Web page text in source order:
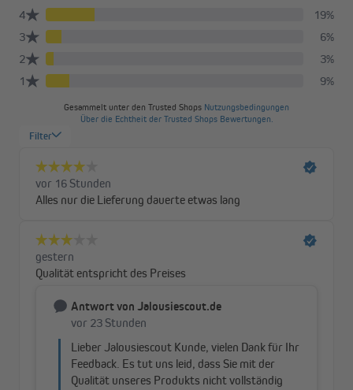
Beschattung deiner Terrasse, sondern ist auch optisch ein
echter Blickfang. Die hochwertige Verarbeitung sorgt für
Stabilität bis zu Windstärke 5 (ca. 38 km/h).
Die Gelenkarmmarkise ist in unterschiedlichen Farben, Breiten
und Ausfällen erhältlich. Da ist bestimmt auch für dich das
richtige Modell dabei, so dass du sonnige Tage gut beschattet
genießen kannst. Und das zu einem sensationellen Preis-
Leistungs-Verhältnis!